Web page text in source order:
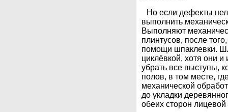
Но если дефекты
выполнить
Выполняют
плинтусов, после
помощи шпаклевки.
циклёвкой, хотя они
убрать все выступы,
полов, в том месте,
механической
до укладки
обеих сторон